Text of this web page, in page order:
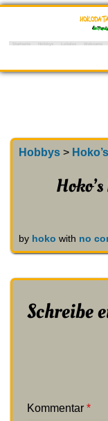
Hobbys>
by hoko with no
Schreibe
Kommentar *